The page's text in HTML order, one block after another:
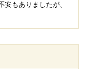
もありましたが、